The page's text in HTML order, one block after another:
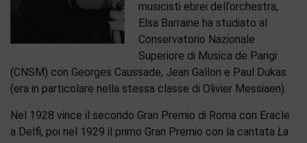
musicisti ebrei dell’orchestra,
Elsa Barraine ha studiato al
Conservatorio Nazionale
Superiore di Musica de Parigi
(CNSM) con Georges Caussade, Jean Gallon e Paul Dukas
(era in particolare nella stessa classe di Olivier Messiaen).
Nel 1928 vince il secondo Gran Premio di Roma con Eracle
a Delfi, poi nel 1929 il primo Gran Premio con la cantata La